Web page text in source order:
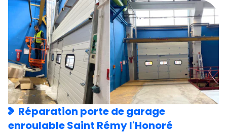
Réparation porte de garage
enroulable Saint Rémy l'Honoré